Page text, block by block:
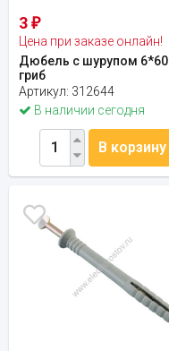
3 ₽
Цена при заказе онлайн!
Дюбель с шурупом 6*60
гриб
Артикул: 312644
В наличии сегодня
В корзину